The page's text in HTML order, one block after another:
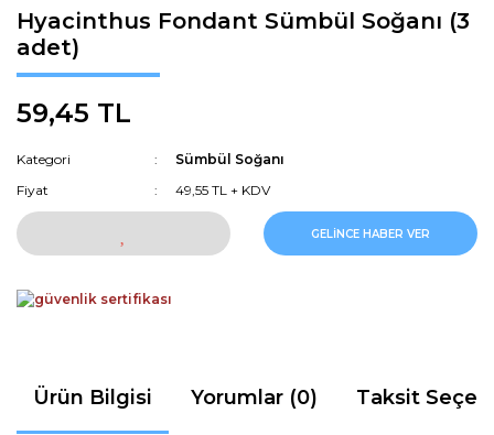
Hyacinthus Fondant Sümbül Soğanı (3
adet)
59,45 TL
Kategori
Sümbül Soğanı
Fiyat
49,55 TL + KDV
GELİNCE HABER VER
Ürün Bilgisi Yorumlar (0) Taksit